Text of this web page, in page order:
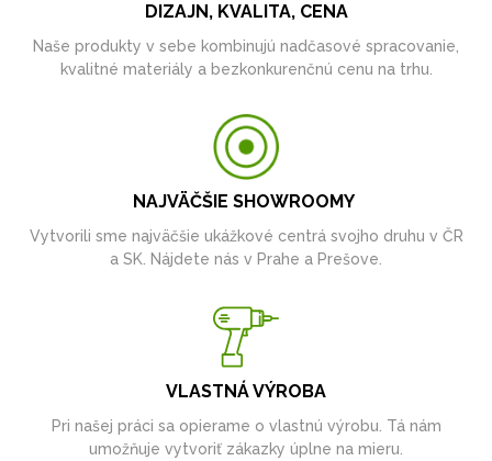
DIZAJN, KVALITA, CENA
Naše produkty v sebe kombinujú nadčasové spracovanie,
kvalitné materiály a bezkonkurenčnú cenu na trhu.
NAJVÄČŠIE SHOWROOMY
Vytvorili sme najväčšie ukážkové centrá svojho druhu v ČR
a SK. Nájdete nás v Prahe a Prešove.
VLASTNÁ VÝROBA
Pri našej práci sa opierame o vlastnú výrobu. Tá nám
umožňuje vytvoriť zákazky úplne na mieru.